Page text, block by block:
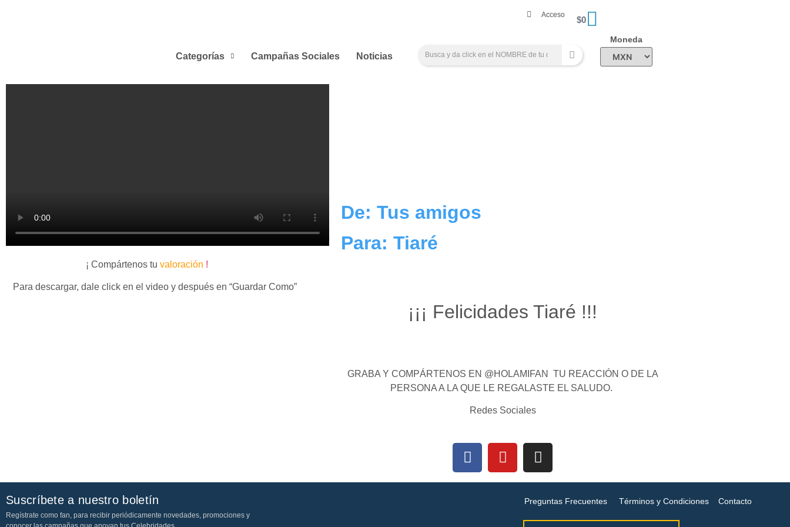
Acceso $0
Categorías Campañas Sociales Noticias
Moneda
¡ Compártenos tu valoración !
Para descargar, dale click en el video y después en “Guardar Como”
De: Tus amigos
Para: Tiaré
¡¡¡ Felicidades Tiaré !!!
GRABA Y COMPÁRTENOS EN @HOLAMIFAN TU REACCIÓN O DE LA
PERSONA A LA QUE LE REGALASTE EL SALUDO.
Redes Sociales
Suscríbete a nuestro boletín
Regístrate como fan, para recibir periódicamente novedades, promociones y
Preguntas Frecuentes Términos y Condiciones Contacto